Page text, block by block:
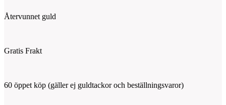
Återvunnet guld
Gratis Frakt
60 öppet köp (gäller ej guldtackor och beställningsvaror)